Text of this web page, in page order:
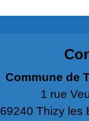
Commune de
1 rue
69240 Thizy les